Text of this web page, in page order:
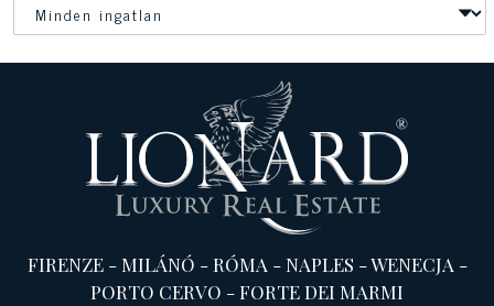
FIRENZE-MILÁNÓ -RÓMA -NAPLES -WENECJA -
PORTO CERVO -FORTE DEI MARMI